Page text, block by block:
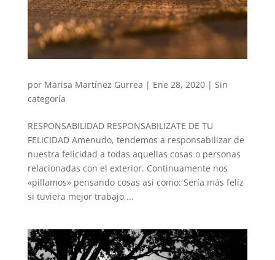
por Marisa Martínez Gurrea | Ene 28, 2020| Sin
categoría
RESPONSABILIDAD RESPONSABILIZATE DE TU
FELICIDAD Amenudo, tendemos a responsabilizar de
nuestra felicidad a todas aquellas cosas o personas
relacionadas con el exterior. Continuamente nos
«pillamos» pensando cosas así como: Sería más feliz
si tuviera mejor trabajo,...